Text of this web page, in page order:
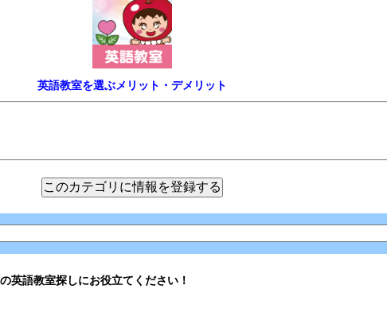
英語教室を選ぶメリット・デメリット
英語教室探しにお役立てください！